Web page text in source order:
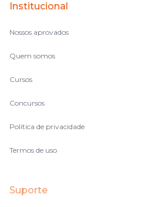
no volume de matérias.
Institucional
Nossos aprovados
Quem somos
Cursos
Concursos
Política de privacidade
Termos de uso
Suporte